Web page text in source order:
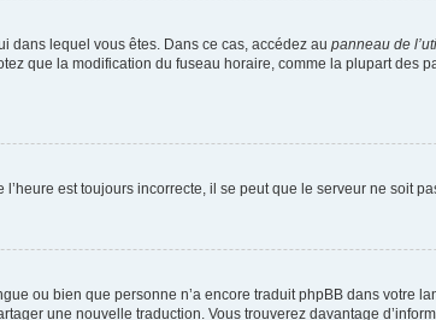
dans lequel vous êtes. Dans ce cas, accédez au panneau de
que la modification du fuseau horaire, comme la plupart des
est toujours incorrecte, il se peut que le serveur ne soit
ou bien que personne n’a encore traduit phpBB dans votre
une nouvelle traduction. Vous trouverez davantage